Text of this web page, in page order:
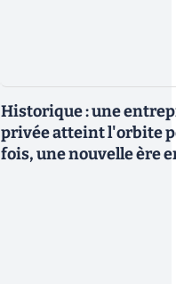
Historique : une
privée atteint l'orbite
fois, une nouvelle ère